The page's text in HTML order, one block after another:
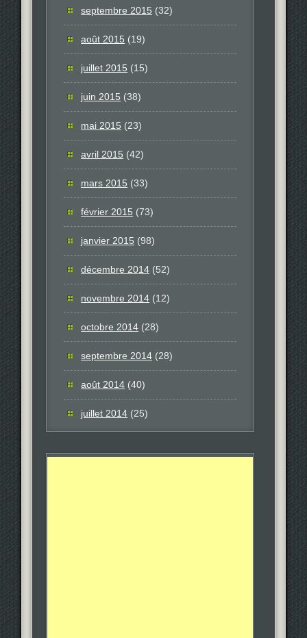
septembre 2015 (32)
août 2015 (19)
juillet 2015 (15)
juin 2015 (38)
mai 2015 (23)
avril 2015 (42)
mars 2015 (33)
février 2015 (73)
janvier 2015 (98)
décembre 2014 (52)
novembre 2014 (12)
octobre 2014 (28)
septembre 2014 (28)
août 2014 (40)
juillet 2014 (25)